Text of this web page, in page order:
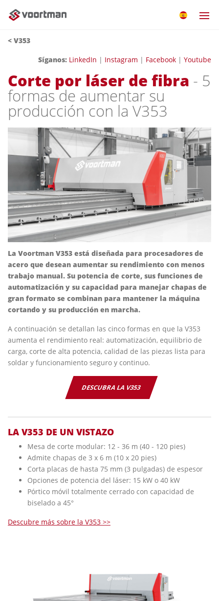
< V353
Síganos: LinkedIn | Instagram | Facebook | Youtube
Corte por láser de fibra - 5
formas de aumentar su
producción con la V353
La Voortman V353 está diseñada para procesadores de
acero que desean aumentar su rendimiento con menos
trabajo manual. Su potencia de corte, sus funciones de
automatización y su capacidad para manejar chapas de
gran formato se combinan para mantener la máquina
cortando y su producción en marcha.
A continuación se detallan las cinco formas en que la V353
aumenta el rendimiento real: automatización, equilibrio de
carga, corte de alta potencia, calidad de las piezas lista para
soldar y funcionamiento seguro y continuo.
DESCUBRA LA V353
LA V353 DE UN VISTAZO
Mesa de corte modular: 12 - 36 m (40 - 120 pies)
Admite chapas de 3 x 6 m (10 x 20 pies)
Corta placas de hasta 75 mm (3 pulgadas) de espesor
Opciones de potencia del láser: 15 kW o 40 kW
Pórtico móvil totalmente cerrado con capacidad de
biselado a 45°
Descubre más sobre la V353 >>